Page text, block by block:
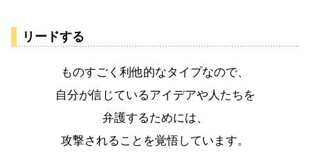
リードする
ものすごく利他的なタイプなので、
自分が信じているアイデアや人たちを
弁護するためには、
攻撃されることを覚悟しています。